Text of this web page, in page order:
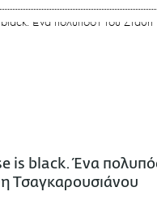
is black. Ένα
Τσαγκαρουσιάνου